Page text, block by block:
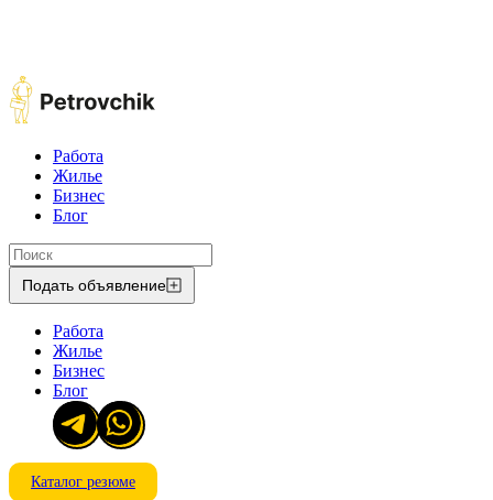
Работа
Жилье
Бизнес
Блог
Подать объявление
Работа
Жилье
Бизнес
Блог
Каталог резюме